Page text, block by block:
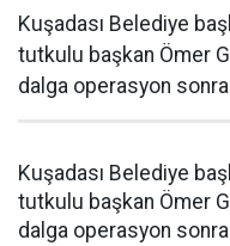
Kuşadası Belediye
tutkulu başkan Ömer
dalga operasyon
Kuşadası Belediye
tutkulu başkan Ömer
dalga operasyon